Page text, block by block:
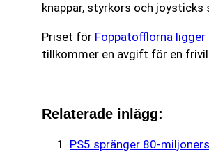
knappar, styrkors och
Priset för Foppatofflorna ligger
tillkommer en avgift för en
Relaterade inlägg:
PS5 spränger 80-